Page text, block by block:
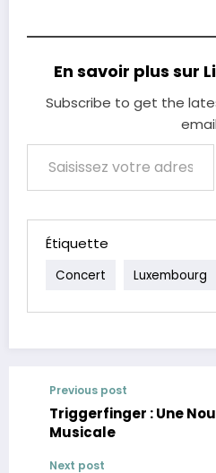
En savoir plus sur
Subscribe to get the
Saisissez votre adresse e-mail…
Étiquette
Concert Luxembourg
Previous post
Triggerfinger : Une
Musicale
Next post